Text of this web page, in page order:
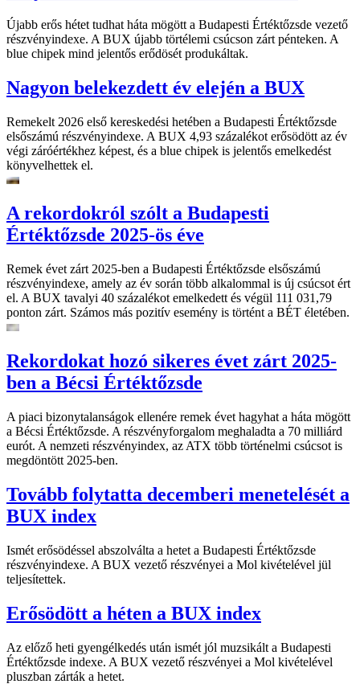
Újabb erős hétet tudhat háta mögött a Budapesti Értéktőzsde vezető
részvényindexe. A BUX újabb törtélemi csúcson zárt pénteken. A
blue chipek mind jelentős erődösét produkáltak.
Nagyon belekezdett év elején a BUX
Remekelt 2026 első kereskedési hetében a Budapesti Értéktőzsde
elsőszámú részvényindexe. A BUX 4,93 százalékot erősödött az év
végi záróértékhez képest, és a blue chipek is jelentős emelkedést
könyvelhettek el.
A rekordokról szólt a Budapesti
Értéktőzsde 2025-ös éve
Remek évet zárt 2025-ben a Budapesti Értéktőzsde elsőszámú
részvényindexe, amely az év során több alkalommal is új csúcsot ért
el. A BUX tavalyi 40 százalékot emelkedett és végül 111 031,79
ponton zárt. Számos más pozitív esemény is történt a BÉT életében.
Rekordokat hozó sikeres évet zárt 2025-
ben a Bécsi Értéktőzsde
A piaci bizonytalanságok ellenére remek évet hagyhat a háta mögött
a Bécsi Értéktőzsde. A részvényforgalom meghaladta a 70 milliárd
eurót. A nemzeti részvényindex, az ATX több történelmi csúcsot is
megdöntött 2025-ben.
Tovább folytatta decemberi menetelését a
BUX index
Ismét erősödéssel abszolválta a hetet a Budapesti Értéktőzsde
részvényindexe. A BUX vezető részvényei a Mol kivételével jül
teljesítettek.
Erősödött a héten a BUX index
Az előző heti gyengélkedés után ismét jól muzsikált a Budapesti
Értéktőzsde indexe. A BUX vezető részvényei a Mol kivételével
pluszban zárták a hetet.